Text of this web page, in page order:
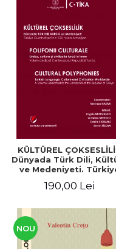
KÜLTÜREL
Dünyada Türk Dili,
ve Medeniyeti.
Armağan/ POLIFONII
și civilizația turcă în
Centenarului
190,00 Lei
NOU